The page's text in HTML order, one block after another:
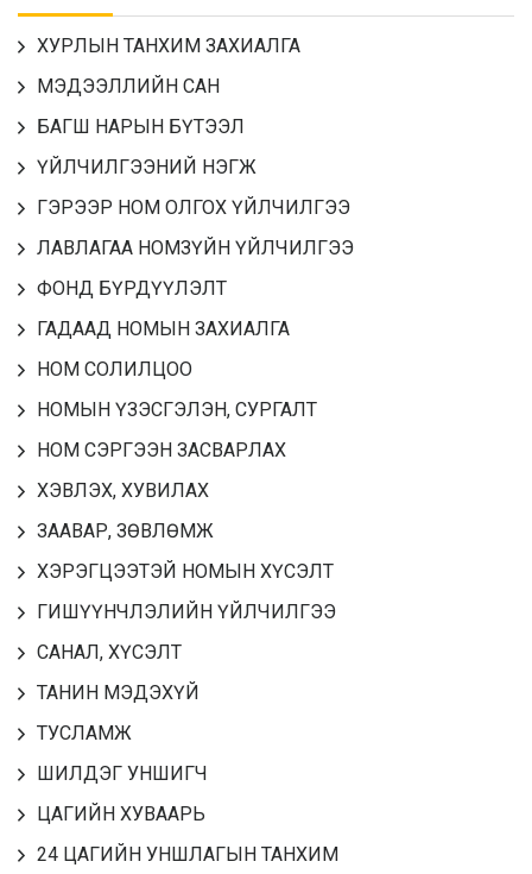
ХУРЛЫН ТАНХИМ ЗАХИАЛГА
МЭДЭЭЛЛИЙН САН
БАГШ НАРЫН БҮТЭЭЛ
ҮЙЛЧИЛГЭЭНИЙ НЭГЖ
ГЭРЭЭР НОМ ОЛГОХ ҮЙЛЧИЛГЭЭ
ЛАВЛАГАА НОМЗҮЙН ҮЙЛЧИЛГЭЭ
ФОНД БҮРДҮҮЛЭЛТ
ГАДААД НОМЫН ЗАХИАЛГА
НОМ СОЛИЛЦОО
НОМЫН ҮЗЭСГЭЛЭН, СУРГАЛТ
НОМ СЭРГЭЭН ЗАСВАРЛАХ
ХЭВЛЭХ, ХУВИЛАХ
ЗААВАР, ЗӨВЛӨМЖ
ХЭРЭГЦЭЭТЭЙ НОМЫН ХҮСЭЛТ
ГИШҮҮНЧЛЭЛИЙН ҮЙЛЧИЛГЭЭ
САНАЛ, ХҮСЭЛТ
ТАНИН МЭДЭХҮЙ
ТУСЛАМЖ
ШИЛДЭГ УНШИГЧ
ЦАГИЙН ХУВААРЬ
24 ЦАГИЙН УНШЛАГЫН ТАНХИМ